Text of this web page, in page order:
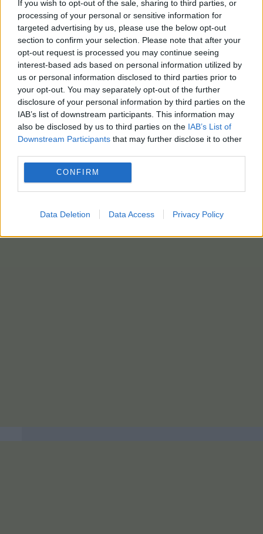
If you wish to opt-out of the sale, sharing to third parties, or
processing of your personal or sensitive information for
targeted advertising by us, please use the below opt-out
section to confirm your selection. Please note that after your
opt-out request is processed you may continue seeing
interest-based ads based on personal information utilized by
us or personal information disclosed to third parties prior to
your opt-out. You may separately opt-out of the further
disclosure of your personal information by third parties on the
IAB’s list of downstream participants. This information may
also be disclosed by us to third parties on the IAB’s List of
Downstream Participants that may further disclose it to other
CONFIRM
Data Deletion Data Access Privacy Policy
Όπως σημειώνεται από την ΕΛΑΣ και οι δύο
κατηγορούμενοι έχουν απασχολήσει τις Αρχές για
κλοπές, ενώ ακόμα ο 43χρονος παραβίασε τους
όρους διαμονής που του είχαν επιβληθεί.
Οι συλληφθέντες οδηγήθηκαν στον αρμόδιο
Εισαγγελέα.
ΑΠΕ-ΜΠΕ / photo: eurokinissi